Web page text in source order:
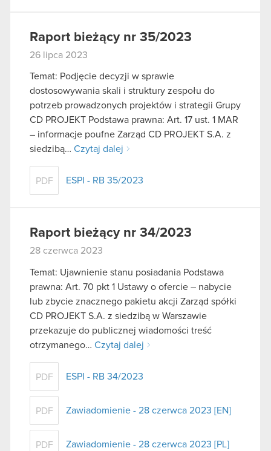
Raport bieżący nr 35/2023
26 lipca 2023
Temat: Podjęcie decyzji w sprawie
dostosowywania skali i struktury zespołu do
potrzeb prowadzonych projektów i strategii Grupy
CD PROJEKT Podstawa prawna: Art. 17 ust. 1 MAR
– informacje poufne Zarząd CD PROJEKT S.A. z
siedzibą… Czytaj dalej
PDF ESPI - RB 35/2023
Raport bieżący nr 34/2023
28 czerwca 2023
Temat: Ujawnienie stanu posiadania Podstawa
prawna: Art. 70 pkt 1 Ustawy o ofercie – nabycie
lub zbycie znacznego pakietu akcji Zarząd spółki
CD PROJEKT S.A. z siedzibą w Warszawie
przekazuje do publicznej wiadomości treść
otrzymanego… Czytaj dalej
PDF ESPI - RB 34/2023
PDF Zawiadomienie - 28 czerwca 2023 [EN]
PDF Zawiadomienie - 28 czerwca 2023 [PL]